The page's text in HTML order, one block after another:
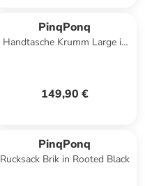
PinqPonq
Handtasche Krumm Large in
149,90 €
PinqPonq
Rucksack Brik in Rooted Black